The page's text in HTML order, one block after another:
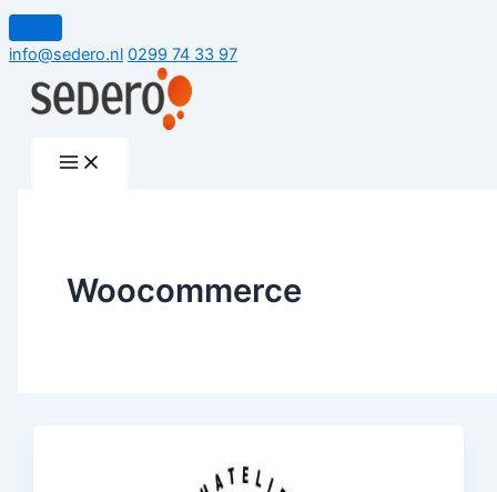
Ga
naar
inhoud
info@sedero.nl 0299 74 33 97
Woocommerce